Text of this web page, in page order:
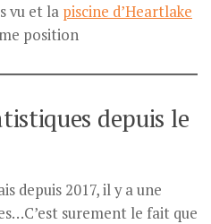
vu et la piscine d’Heartlake
position
depuis le
depuis 2017, il y a une
surement le fait que